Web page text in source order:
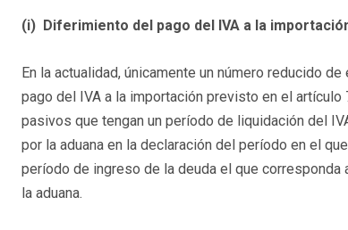
(i) Diferimiento del pago del IVA a la
En la actualidad, únicamente un número reducido
pago del IVA a la importación previsto en el
pasivos que tengan un período de liquidación del
por la aduana en la declaración del período en el
período de ingreso de la deuda el que corresponda
la aduana.